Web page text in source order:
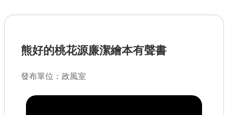
業務資訊
政府公開資訊
廉政平臺專區
便民服務
熊好的桃花源廉潔繪本有聲書
發布單位：政風室